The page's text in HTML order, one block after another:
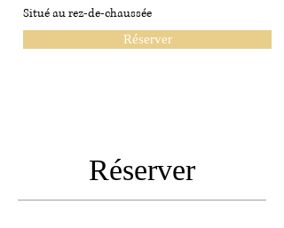
Situé au rez-de-chaussée
Réserver
Réserver